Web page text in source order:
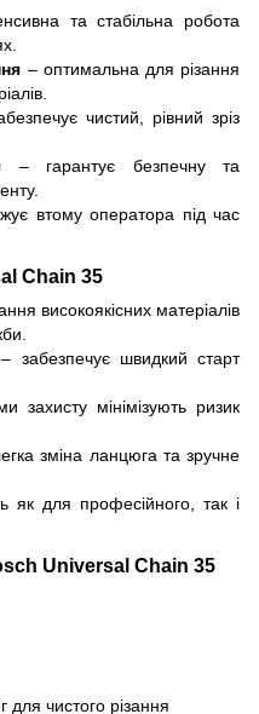
та стабільна робота
– оптимальна для різання
чистий, рівний зріз
– гарантує безпечну та
втому оператора під час
Chain 35
високоякісних матеріалів
– забезпечує швидкий старт
захисту мінімізують ризик
зміна ланцюга та зручне
як для професійного, так і
Universal Chain 35
для чистого різання